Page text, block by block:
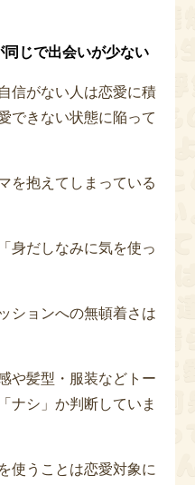
同じで出会いが少ない
信がない人は恋愛に積
できない状態に陥って
を抱えてしまっている
身だしなみに気を使っ
ションへの無頓着さは
や髪型・服装などトー
ナシ」か判断していま
使うことは恋愛対象に